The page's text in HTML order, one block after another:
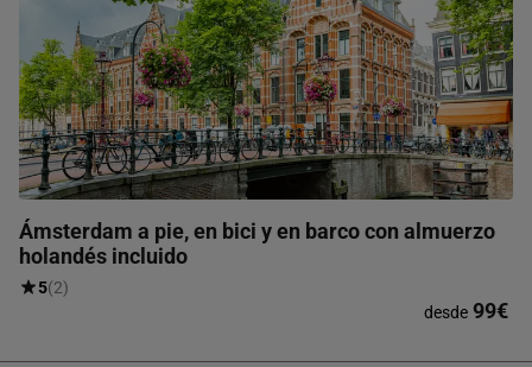
Ámsterdam a pie, en bici y en barco con almuerzo
holandés incluido
5(2)
desde 99€